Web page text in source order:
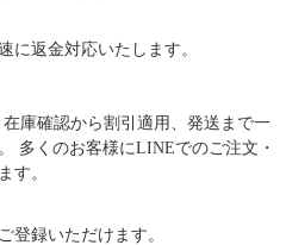
に返金対応いたします。
庫確認から割引適用、発送まで一
多くのお客様にLINEでのご注文・
す。
登録いただけます。